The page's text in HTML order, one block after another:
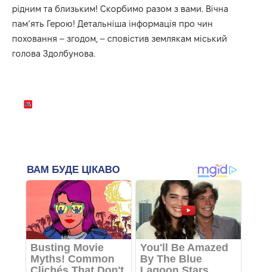
рідним та близьким! Скорбимо разом з вами. Вічна
пам’ять Герою! Детальніша інформація про чин
поховання – згодом, – сповістив землякам міський
голова Здолбунова.